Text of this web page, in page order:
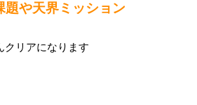
題や天界ミッション
クリアになります